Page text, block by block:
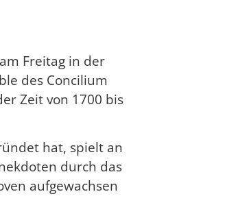
Freitag in der
des Concilium
Zeit von 1700 bis
hat, spielt an
durch das
aufgewachsen